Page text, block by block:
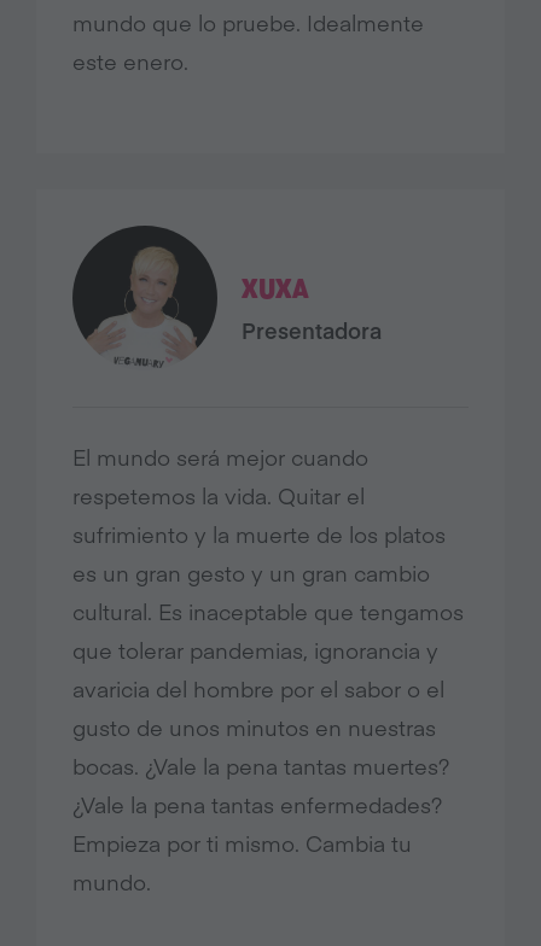
mundo que lo pruebe. Idealmente
este enero.
XUXA
Presentadora
El mundo será mejor cuando
respetemos la vida. Quitar el
sufrimiento y la muerte de los platos
es un gran gesto y un gran cambio
cultural. Es inaceptable que tengamos
que tolerar pandemias, ignorancia y
avaricia del hombre por el sabor o el
gusto de unos minutos en nuestras
bocas. ¿Vale la pena tantas muertes?
¿Vale la pena tantas enfermedades?
Empieza por ti mismo. Cambia tu
mundo.